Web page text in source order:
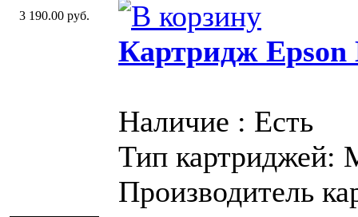
3 190.00 руб.
Картридж Epson
Наличие : Есть
Тип картриджей:
Производитель